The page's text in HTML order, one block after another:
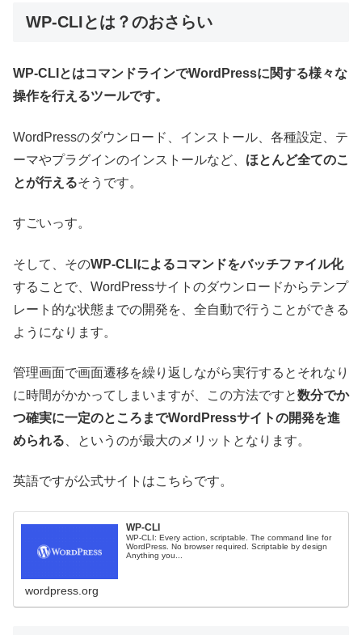
WP-CLIとは？のおさらい
WP-CLIとはコマンドラインでWordPressに関する様々な
操作を行えるツールです。
WordPressのダウンロード、インストール、各種設定、テ
ーマやプラグインのインストールなど、 ほとんど全てのこ
とが行えるそうです。
すごいっす。
そして、そのWP-CLIによるコマンドをバッチファイル化
することで、WordPressサイトのダウンロードからテンプ
レート的な状態までの開発を、全自動で行うことができる
ようになります。
管理画面で画面遷移を繰り返しながら実行するとそれなり
に時間がかかってしまいますが、この方法ですと数分でか
つ確実に一定のところまでWordPressサイトの開発を進
められる 、というのが最大のメリットとなります。
英語ですが公式サイトはこちらです。
WP-CLI
WP-CLI: Every action, scriptable. The command line for
WordPress. No browser required. Scriptable by design
Anything you...
wordpress.org